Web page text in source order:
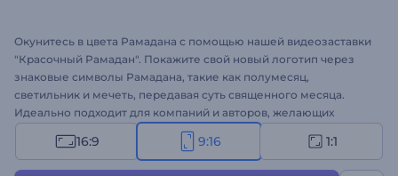
Окунитесь в цвета Рамадана с помощью нашей видеозаставки
"Красочный Рамадан". Покажите свой новый логотип через
знаковые символы Рамадана, такие как полумесяц,
светильник и мечеть, передавая суть священного месяца.
Идеально подходит для компаний и авторов, желающих
передать свои сообщения, поздравления или рекламные
предложения в честь Рамадана с помощью ярких визуальных
16:9 9:16 1:1